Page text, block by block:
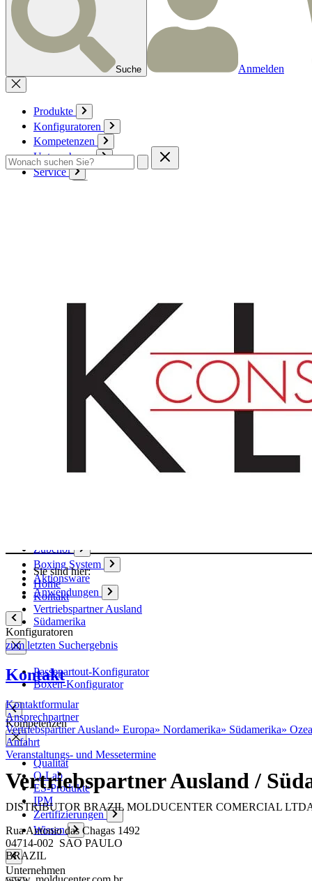
Suche Anmelden
Produkte
Konfiguratoren
Kompetenzen
Unternehmen
Service
Zubehör
Boxing System
Aktionsware
Anwendungen
Konfiguratoren
Passepartout-Konfigurator
Boxen-Konfigurator
Kompetenzen
Qualität
Q-Lab
ES-Produkte
IPM
Zertifizierungen
Wissen
Unternehmen
Sie sind hier:
Home
Kontakt
Vertriebspartner Ausland
Südamerika
zum letzten Suchergebnis
Kontakt
Kontaktformular
Ansprechpartner
Vertriebspartner Ausland» Europa» Nordamerika» Südamerika»
Anfahrt
Veranstaltungs- und Messetermine
Vertriebspartner Ausland /
DISTRIBUTOR BRAZIL MOLDUCENTER COMERCIAL
Rua Antonio das Chagas 1492
04714-002 SAO PAULO
BRAZIL